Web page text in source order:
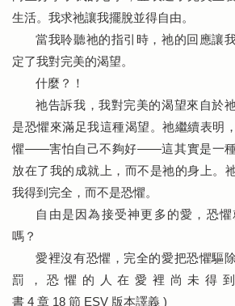
生活。我求祂讓我擺脫並得自由。
當我聆聽祂的指引時，祂的回應讓
定了我對完美的渴望。
什麼？！
祂告訴我，我對完美的渴望來自於
是恐懼來滿足我這種渴望。祂繼續表明
懼——害怕自己不夠好——這其實是一種
放在了我的成就上，而不是祂的身上。
我得到完全，而不是恐懼。
自由是因為接受神更多的愛，恐
嗎？
愛裡沒有恐懼，完全的愛把恐懼驅
罰，恐懼的人在愛裡尚未得
書 4 章 18 節 ESV 版本譯義 )